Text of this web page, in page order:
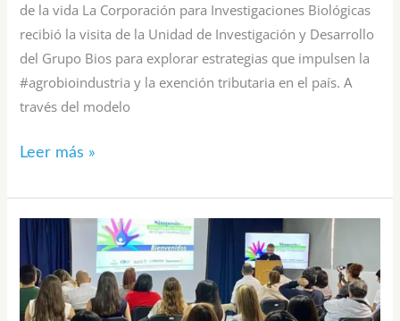
de la vida La Corporación para Investigaciones Biológicas
recibió la visita de la Unidad de Investigación y Desarrollo
del Grupo Bios para explorar estrategias que impulsen la
#agrobioindustria y la exención tributaria en el país. A
través del modelo
la
vida
Leer más »
¡Gracias
por
ser